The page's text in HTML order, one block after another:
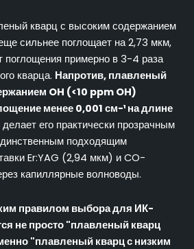
кварц с высоким содержанием
сильнее поглощает на 2,73 мкм,
поглощения примерно в 3-4 раза
кварца. Напротив, плавленый
OH (<10 ppm OH)
менее 0,001 см-¹ на длине
делает его практически прозрачным
подходящим
Er:YAG (2,94 мкм) и CO-
капиллярные волноводы.
правилом выбора для ИК-
не просто "плавленый кварц
"плавленый кварц с низким